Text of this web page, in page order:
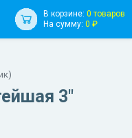
В корзине: 0 товаров
На сумму: 0 ₽
3"